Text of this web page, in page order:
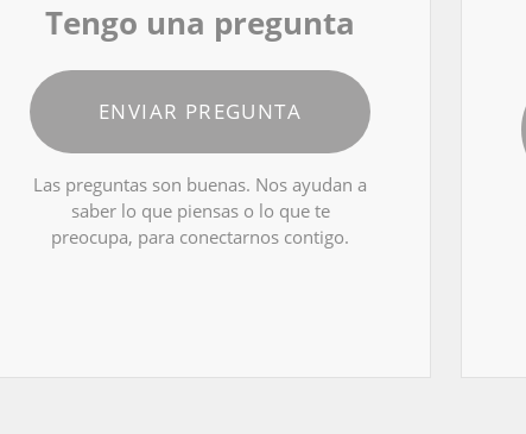
Tengo una pregunta
ENVIAR PREGUNTA
Las preguntas son buenas. Nos ayudan a
saber lo que piensas o lo que te
preocupa, para conectarnos contigo.